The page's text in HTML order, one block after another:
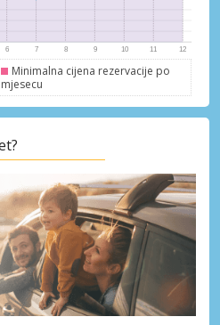
Minimalna cijena rezervacije po
mjesecu
ponudama naših
putem eLinka